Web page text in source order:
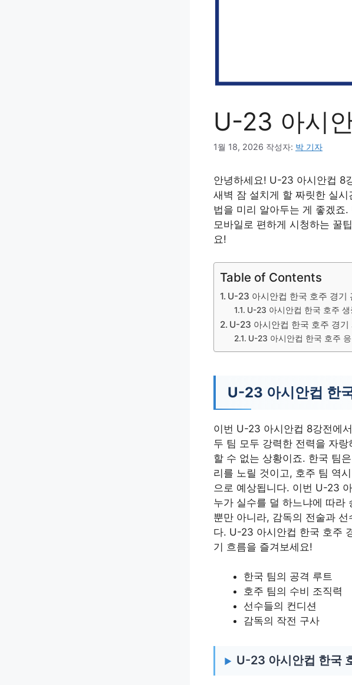
U-23 아시
1월 18, 2026 작성자: 박 기자
안녕하세요! U-23 아시안컵 8
새벽 잠 설치게 할 짜릿한 실
법을 미리 알아두는 게 좋겠죠
모바일로 편하게 시청하는 꿀
요!
Table of Contents
U-23 아시안컵 한국 호주 경기
U-23 아시안컵 한국 호주 생
U-23 아시안컵 한국 호주 경기
U-23 아시안컵 한국 호주
U-23 아시안컵 한
이번 U-23 아시안컵 8강전에
두 팀 모두 강력한 전력을 자
할 수 없는 상황이죠. 한국 팀
리를 노릴 것이고, 호주 팀 역
으로 예상됩니다. 이번 U-23
누가 실수를 덜 하느냐에 따라
뿐만 아니라, 감독의 전술과
다. U-23 아시안컵 한국 호주
기 흐름을 즐겨보세요!
한국 팀의 공격 루트
호주 팀의 수비 조직력
선수들의 컨디션
감독의 작전 구사
U-23 아시안컵 한국